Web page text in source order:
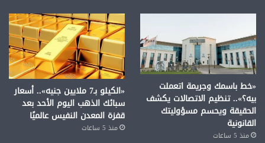
«خط باسمك وجريمة اتعملت
بيه؟».. تنظيم الاتصالات يكشف
الحقيقة ويحسم مسؤوليتك
القانونية
منذ 5 ساعات
«الكيلو بـ7 ملايين جنيه».. أسعار
سبائك الذهب اليوم الأحد بعد
قفزة المعدن النفيس عالميًا
منذ 5 ساعات